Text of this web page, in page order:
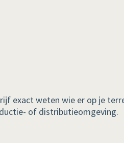
exact weten wie er op je
of distributieomgeving.